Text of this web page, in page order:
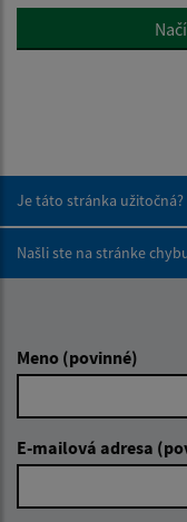
Je táto stránka užitočná?
Našli ste na stránke
Meno (povinné)
E-mailová adresa